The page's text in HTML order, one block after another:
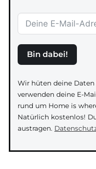
Bin dabei!
Wir hüten deine Daten
verwenden deine E-
rund um Home is
Natürlich kostenlos!
austragen.